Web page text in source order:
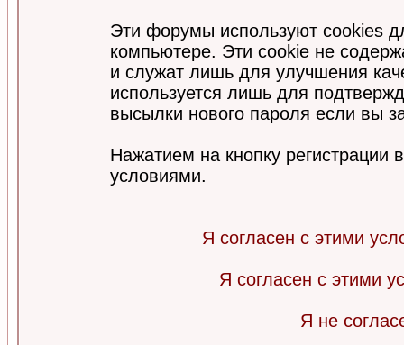
Эти форумы используют cookies
компьютере. Эти cookie не
и служат лишь для улучшения
используется лишь для
высылки нового пароля если вы
Нажатием на кнопку регистрации
условиями.
Я согласен с этими
Я согласен с этими
Я не